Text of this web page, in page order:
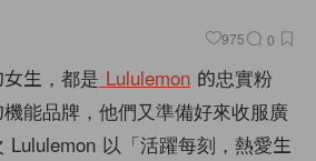
975 0
生，都是 Lululemon 的忠實粉
能品牌，他們又準備好來收服廣
Lululemon 以「活躍每刻，熱愛生